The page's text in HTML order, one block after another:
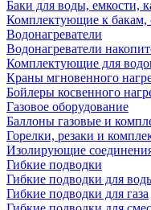
Баки для воды, емкости,
Комплектующие к бакам,
Водонагреватели
Водонагреватели
Комплектующие для
Краны мгновенного
Бойлеры косвенного
Газовое оборудование
Баллоны газовые и
Горелки, резаки и
Изолирующие
Гибкие подводки
Гибкие подводки для
Гибкие подводки для газа